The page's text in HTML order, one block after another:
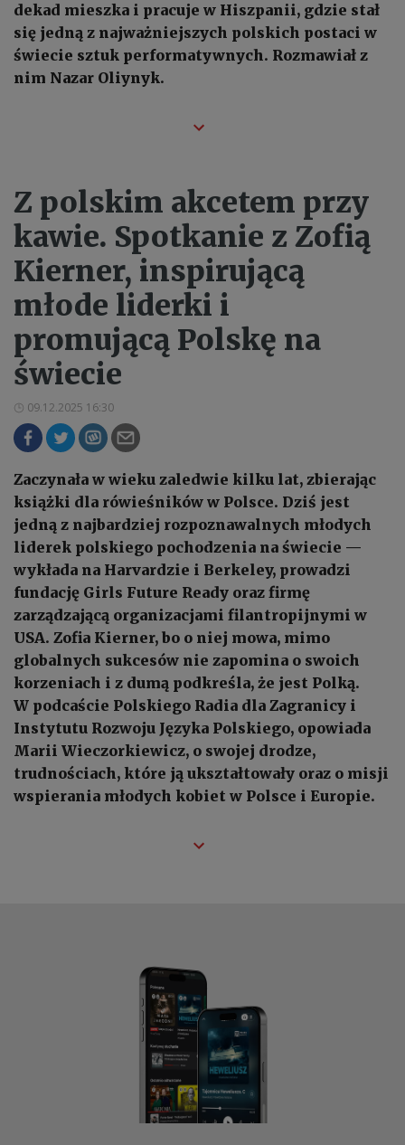
dekad mieszka i pracuje w Hiszpanii, gdzie stał
się jedną z najważniejszych polskich postaci w
świecie sztuk performatywnych. Rozmawiał z
nim Nazar Oliynyk.
Z polskim akcetem przy
kawie. Spotkanie z Zofią
Kierner, inspirującą
młode liderki i
promującą Polskę na
świecie
09.12.2025 16:30
Zaczynała w wieku zaledwie kilku lat, zbierając
książki dla rówieśników w Polsce. Dziś jest
jedną z najbardziej rozpoznawalnych młodych
liderek polskiego pochodzenia na świecie —
wykłada na Harvardzie i Berkeley, prowadzi
fundację Girls Future Ready oraz firmę
zarządzającą organizacjami filantropijnymi w
USA. Zofia Kierner, bo o niej mowa, mimo
globalnych sukcesów nie zapomina o swoich
korzeniach i z dumą podkreśla, że jest Polką.
W podcaście Polskiego Radia dla Zagranicy i
Instytutu Rozwoju Języka Polskiego, opowiada
Marii Wieczorkiewicz, o swojej drodze,
trudnościach, które ją ukształtowały oraz o misji
wspierania młodych kobiet w Polsce i Europie.